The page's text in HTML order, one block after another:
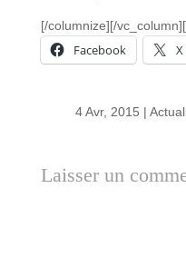
[/columnize][/
Facebook X
4 Avr, 2015 |
Laisser un